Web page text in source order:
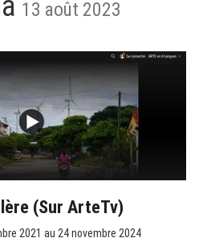
13 août 2023
(sur ArteTv)
2021 au 24 novembre 2024